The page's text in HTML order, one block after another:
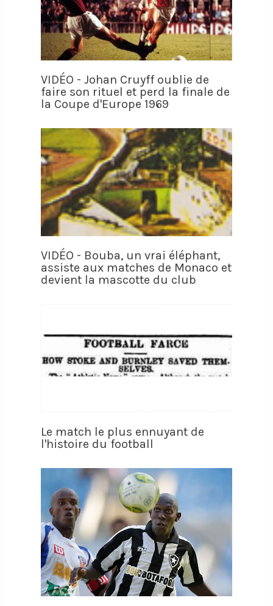
VIDÉO - Johan Cruyff oublie de
faire son rituel et perd la finale de
la Coupe d'Europe 1969
VIDÉO - Bouba, un vrai éléphant,
assiste aux matches de Monaco et
devient la mascotte du club
Le match le plus ennuyant de
l'histoire du football